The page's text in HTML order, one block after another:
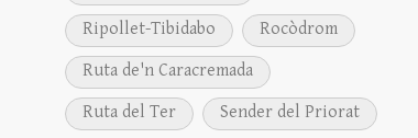
Ripollet-Tibidabo
Rocòdrom
Ruta de'n Caracremada
Ruta del Ter
Sender del Priorat